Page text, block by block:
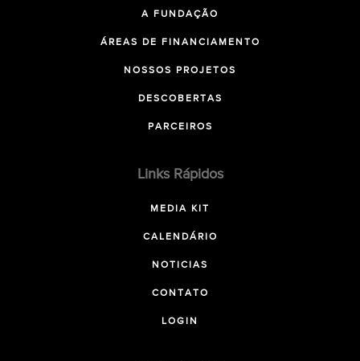
A FUNDAÇÃO
ÁREAS DE FINANCIAMENTO
NOSSOS PROJETOS
DESCOBERTAS
PARCEIROS
Links Rápidos
MEDIA KIT
CALENDÁRIO
NOTICIAS
CONTATO
LOGIN